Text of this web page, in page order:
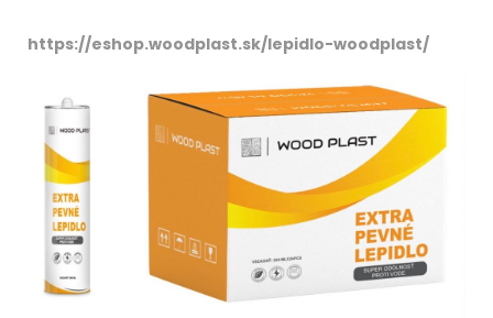
https://eshop.woodplast.sk/lepidlo-woodplast/